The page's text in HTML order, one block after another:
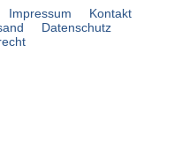
Impressum
Kontakt
Datenschutz